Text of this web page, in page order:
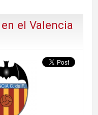
el Valencia